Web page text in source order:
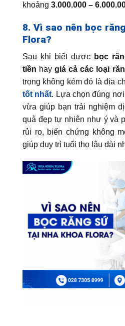
khoảng 3.000.000 –
8. Vì sao nên bọc
Flora?
Sau khi biết được bọc
tiền haygiá cả các loại
trọng không kém đó là địa
tốt nhất. Lựa chọn đúng
vừa giúp bạn trải nghiệm
quả đẹp tự nhiên như ý và
rủi ro, biến chứng không
giúp duy trì tuổi thọ lâu dài